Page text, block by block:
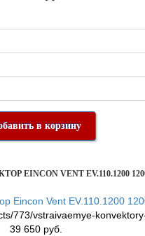
в корзину
VENT EV.110.1200
773/vstraivaemye-
39 650 руб.